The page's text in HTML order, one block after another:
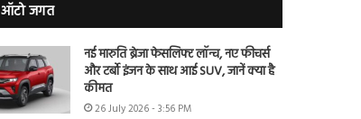
ऑटो जगत
नई मारुति ब्रेजा फेसलिफ्ट लॉन्च, नए फीचर्स
और टर्बो इंजन के साथ आई SUV, जानें क्या है
कीमत
26 July 2026 - 3:56 PM